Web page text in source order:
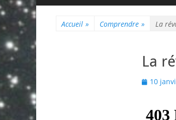
principal
Accueil » Comprendre » La
La
Posted
10